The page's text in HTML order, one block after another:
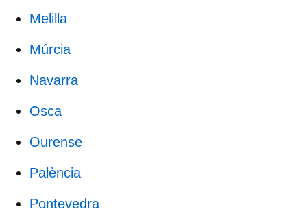
Melilla
Múrcia
Navarra
Osca
Ourense
Palència
Pontevedra